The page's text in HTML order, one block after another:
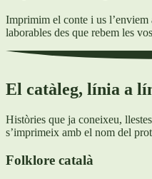
Imprimim el conte i us l’enviem
laborables des que rebem les
El catàleg, línia a
Històries que ja coneixeu,
s’imprimeix amb el nom del
Folklore català